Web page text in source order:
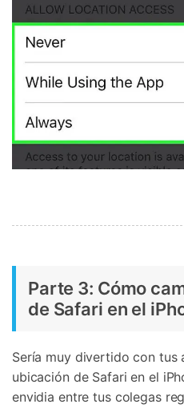
Parte 3: Cómo
de Safari en el
Sería muy divertido con tus
ubicación de Safari en el
envidia entre tus colegas